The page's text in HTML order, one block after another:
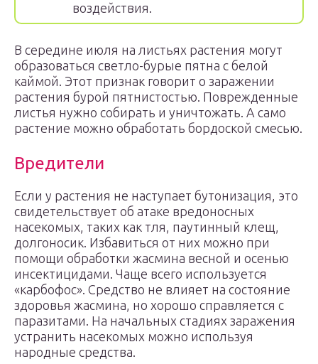
воздействия.
В середине июля на листьях растения могут
образоваться светло-бурые пятна с белой
каймой. Этот признак говорит о заражении
растения бурой пятнистостью. Поврежденные
листья нужно собирать и уничтожать. А само
растение можно обработать бордоской смесью.
Вредители
Если у растения не наступает бутонизация, это
свидетельствует об атаке вредоносных
насекомых, таких как тля, паутинный клещ,
долгоносик. Избавиться от них можно при
помощи обработки жасмина весной и осенью
инсектицидами. Чаще всего используется
«карбофос». Средство не влияет на состояние
здоровья жасмина, но хорошо справляется с
паразитами. На начальных стадиях заражения
устранить насекомых можно используя
народные средства.